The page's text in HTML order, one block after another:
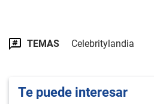
TEMAS Celebritylandia
Te puede interesar